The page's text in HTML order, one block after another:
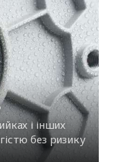
і інших
без ризику